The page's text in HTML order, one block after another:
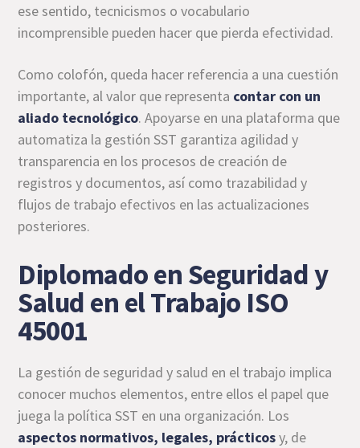
ese sentido, tecnicismos o vocabulario
incomprensible pueden hacer que pierda efectividad.
Como colofón, queda hacer referencia a una cuestión
importante, al valor que representa contar con un
aliado tecnológico. Apoyarse en una plataforma que
automatiza la gestión SST garantiza agilidad y
transparencia en los procesos de creación de
registros y documentos, así como trazabilidad y
flujos de trabajo efectivos en las actualizaciones
posteriores.
Diplomado en Seguridad y
Salud en el Trabajo ISO
45001
La gestión de seguridad y salud en el trabajo implica
conocer muchos elementos, entre ellos el papel que
juega la política SST en una organización. Los
aspectos normativos, legales, prácticosy, de